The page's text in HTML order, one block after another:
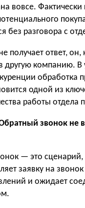
вовсе.
без разговора с
получает ответ, он,
другую компанию. В
обработка
одной из
работы отдела
звонок не
— это сценарий,
заявку на
и ожидает